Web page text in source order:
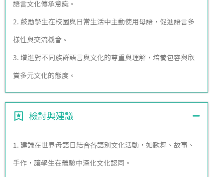
語言文化傳承意識。
2. 鼓勵學生在校園與日常生活中主動使用母語，促進語言多
樣性與交流機會。
3. 增進對不同族群語言與文化的尊重與理解，培養包容與欣
賞多元文化的態度。
檢討與建議
1. 建議在世界母語日結合各語別文化活動，如歌舞、故事、
手作，讓學生在體驗中深化文化認同。